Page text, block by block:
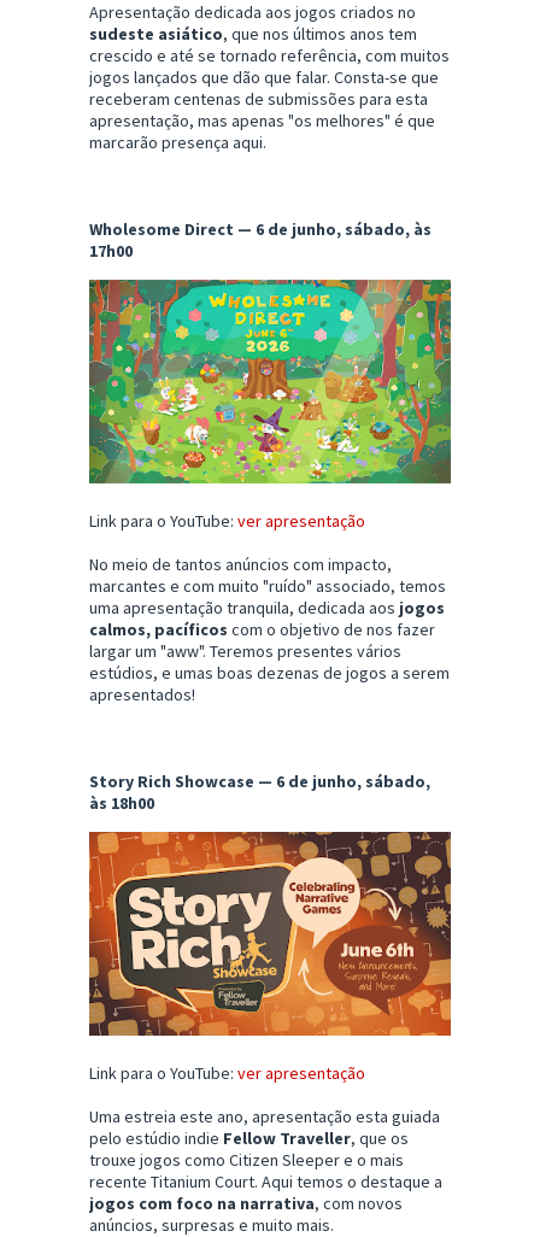
Apresentação dedicada aos jogos criados no
sudeste asiático, que nos últimos anos tem
crescido e até se tornado referência, com muitos
jogos lançados que dão que falar. Consta-se que
receberam centenas de submissões para esta
apresentação, mas apenas "os melhores" é que
marcarão presença aqui.
Wholesome Direct — 6 de junho, sábado, às
17h00
Link para o YouTube: ver apresentação
No meio de tantos anúncios com impacto,
marcantes e com muito "ruído" associado, temos
uma apresentação tranquila, dedicada aos jogos
calmos, pacíficos com o objetivo de nos fazer
largar um "aww". Teremos presentes vários
estúdios, e umas boas dezenas de jogos a serem
apresentados!
Story Rich Showcase — 6 de junho, sábado,
às 18h00
Link para o YouTube: ver apresentação
Uma estreia este ano, apresentação esta guiada
pelo estúdio indie Fellow Traveller, que os
trouxe jogos como Citizen Sleeper e o mais
recente Titanium Court. Aqui temos o destaque a
jogos com foco na narrativa, com novos
anúncios, surpresas e muito mais.